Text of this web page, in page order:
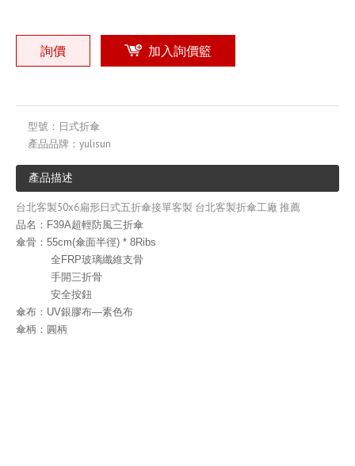
詢價 加入詢價籃
型號： 日式折傘
產品品牌： yulisun
產品描述
台北客製50x6扁形日式五折傘接單客製 台北客製折傘工廠 推薦
品名：F39A超輕防風三折傘
傘骨：55cm(傘面半徑) * 8Ribs
全FRP玻璃纖維支骨
手開三折骨
安全按鈕
傘布：UV銀膠布—素色布
傘柄：圓柄